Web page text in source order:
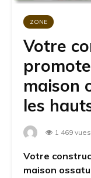
ZONE
Votre
maison
les
1 469 vues
Votre
maison